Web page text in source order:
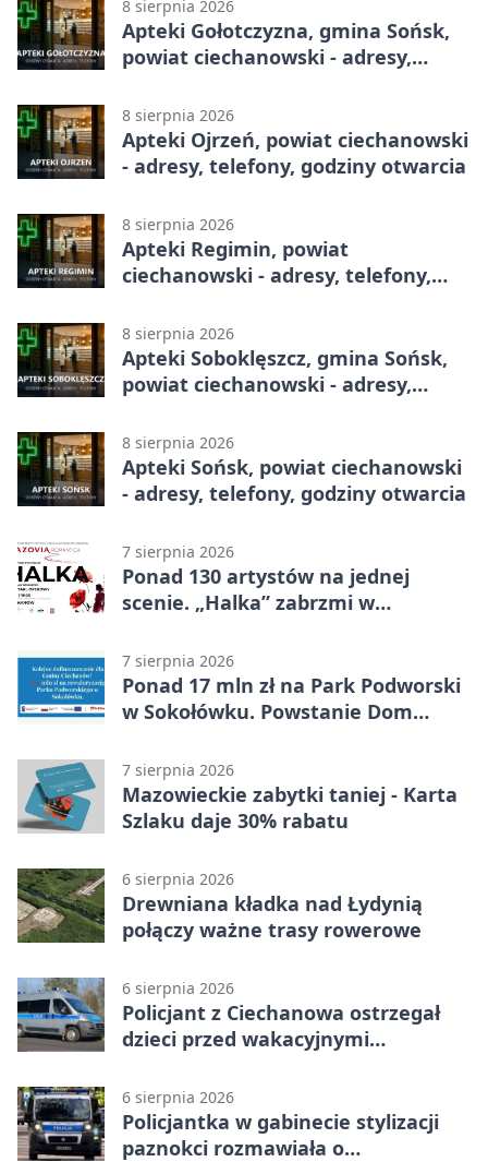
8 sierpnia 2026
Apteki Gołotczyzna, gmina Sońsk,
powiat ciechanowski - adresy,
8 sierpnia 2026
Apteki Ojrzeń, powiat ciechanowski
- adresy, telefony, godziny otwarcia
8 sierpnia 2026
Apteki Regimin, powiat
ciechanowski - adresy, telefony,
8 sierpnia 2026
Apteki Soboklęszcz, gmina Sońsk,
powiat ciechanowski - adresy,
8 sierpnia 2026
Apteki Sońsk, powiat ciechanowski
- adresy, telefony, godziny otwarcia
7 sierpnia 2026
Ponad 130 artystów na jednej
scenie. „Halka” zabrzmi w
7 sierpnia 2026
Ponad 17 mln zł na Park Podworski
w Sokołówku. Powstanie Dom
7 sierpnia 2026
Mazowieckie zabytki taniej - Karta
Szlaku daje 30% rabatu
6 sierpnia 2026
Drewniana kładka nad Łydynią
połączy ważne trasy rowerowe
6 sierpnia 2026
Policjant z Ciechanowa ostrzegał
dzieci przed wakacyjnymi
6 sierpnia 2026
Policjantka w gabinecie stylizacji
paznokci rozmawiała o